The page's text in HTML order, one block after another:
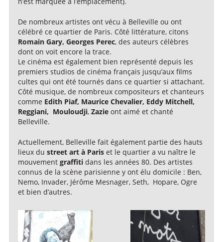
De nombreux artistes ont vécu à Belleville ou ont
célébré ce quartier de Paris. Côté littérature, citons
Romain Gary, Georges Perec, des auteurs célèbres
dont on voit encore la trace.
Le cinéma est également bien représenté depuis les
premiers studios de cinéma français jusqu’aux films
cultes qui ont été tournés dans ce quartier si attachant.
Côté musique, de nombreux compositeurs et chanteurs
comme Edith Piaf, Maurice Chevalier, Eddy Mitchell,
Reggiani, Mouloudji, Zazie ont aimé et chanté
Belleville.
Actuellement, Belleville fait également partie des hauts
lieux du street art à Paris et le quartier a vu naître le
mouvement graffiti dans les années 80. Des artistes
connus de la scène parisienne y ont élu domicile : Ben,
Nemo, Invader, Jérôme Mesnager, Seth, Hopare, Ogre
et bien d’autres.